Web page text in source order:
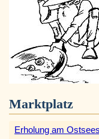
Marktplatz
Erholung am